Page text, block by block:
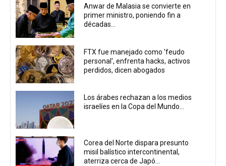
Anwar de Malasia se convierte en
primer ministro, poniendo fin a
décadas...
FTX fue manejado como 'feudo
personal', enfrenta hacks, activos
perdidos, dicen abogados
Los árabes rechazan a los medios
israelíes en la Copa del Mundo...
Corea del Norte dispara presunto
misil balístico intercontinental,
aterriza cerca de Japó...